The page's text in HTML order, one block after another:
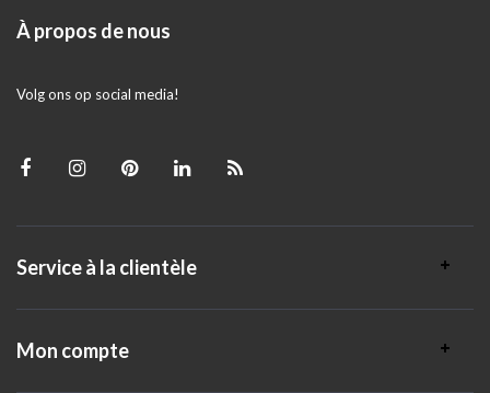
À propos de nous
Volg ons op social media!
Service à la clientèle
Mon compte